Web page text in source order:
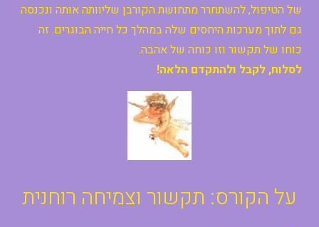
של הטיפול, להשתחרר מתחושת הקורבן שליוותה אותה ונכנסה
גם לתוך מערכות היחסים שלה במהלך כל חייה הבוגרים. זה
כוחו של תקשור וזו כוחה של אהבה.
לסלוח, לקבל ולהתקדם הלאה!
על הקורס: תקשור וצמיחה רוחנית